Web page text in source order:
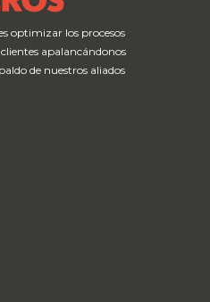
optimizar los procesos
apalancándonos
de nuestros aliados